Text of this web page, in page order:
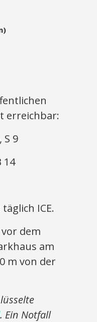
erreichbar:
S 9
14
ICE.
dem
am
m von der
. Ein Notfall